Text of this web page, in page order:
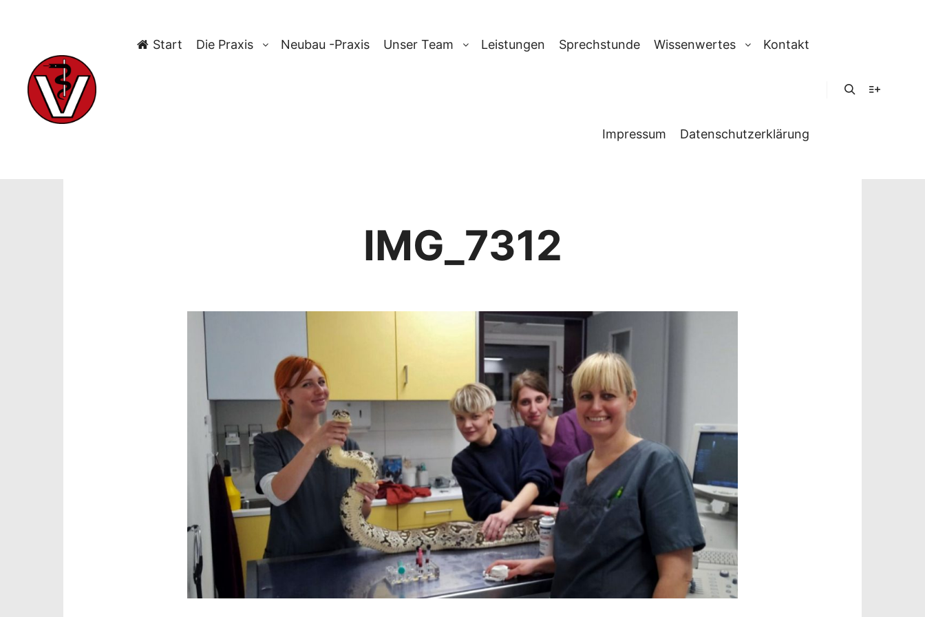
Start Die Praxis Neubau -Praxis Unser Team Leistungen Sprechstunde Wissenwertes Kontakt
Impressum Datenschutzerklärung
IMG_7312